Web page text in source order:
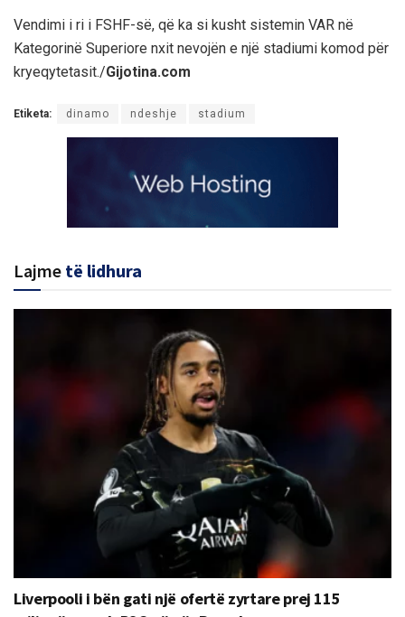
Vendimi i ri i FSHF-së, që ka si kusht sistemin VAR në
Kategorinë Superiore nxit nevojën e një stadiumi komod për
kryeqytetasit./Gijotina.com
Etiketa: dinamo ndeshje stadium
Lajme të lidhura
Liverpooli i bën gati një ofertë zyrtare prej 115